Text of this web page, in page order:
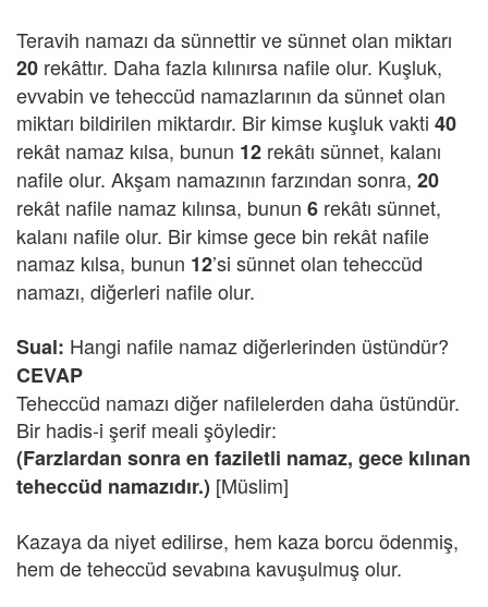
Teravih namazı da sünnettir ve sünnet olan miktarı
20 rekâttır. Daha fazla kılınırsa nafile olur. Kuşluk,
evvabin ve teheccüd namazlarının da sünnet olan
miktarı bildirilen miktardır. Bir kimse kuşluk vakti 40
rekât namaz kılsa, bunun 12 rekâtı sünnet, kalanı
nafile olur. Akşam namazının farzından sonra, 20
rekât nafile namaz kılınsa, bunun 6 rekâtı sünnet,
kalanı nafile olur. Bir kimse gece bin rekât nafile
namaz kılsa, bunun 12’si sünnet olan teheccüd
namazı, diğerleri nafile olur.
Sual: Hangi nafile namaz diğerlerinden üstündür?
CEVAP
Teheccüd namazı diğer nafilelerden daha üstündür.
Bir hadis-i şerif meali şöyledir:
(Farzlardan sonra en faziletli namaz, gece kılınan
teheccüd namazıdır.) [Müslim]
Kazaya da niyet edilirse, hem kaza borcu ödenmiş,
hem de teheccüd sevabına kavuşulmuş olur.